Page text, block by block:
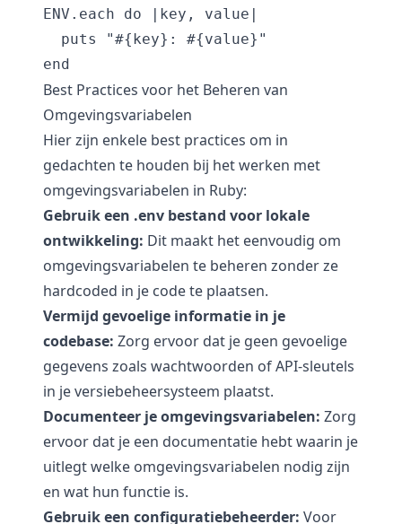
ENV.each do |key, value|
  puts "#{key}: #{value}"
Best Practices voor het Beheren van
Omgevingsvariabelen
Hier zijn enkele best practices om in
gedachten te houden bij het werken met
omgevingsvariabelen in Ruby:
Gebruik een .env bestand voor lokale
ontwikkeling: Dit maakt het eenvoudig om
omgevingsvariabelen te beheren zonder ze
hardcoded in je code te plaatsen.
Vermijd gevoelige informatie in je
codebase: Zorg ervoor dat je geen gevoelige
gegevens zoals wachtwoorden of API-sleutels
in je versiebeheersysteem plaatst.
Documenteer je omgevingsvariabelen: Zorg
ervoor dat je een documentatie hebt waarin je
uitlegt welke omgevingsvariabelen nodig zijn
en wat hun functie is.
Gebruik een configuratiebeheerder: Voor